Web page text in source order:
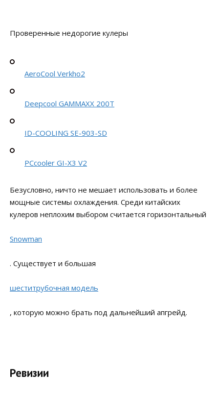
Проверенные недорогие кулеры
AeroCool Verkho2
Deepcool GAMMAXX 200T
ID-COOLING SE-903-SD
PCcooler GI-X3 V2
Безусловно, ничто не мешает использовать и более
мощные системы охлаждения. Среди китайских
кулеров неплохим выбором считается горизонтальный
Snowman
. Существует и большая
шеститрубочная модель
, которую можно брать под дальнейший апгрейд.
Ревизии